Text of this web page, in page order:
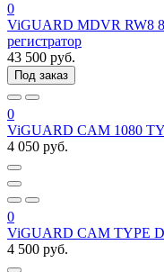
0
ViGUARD MDVR RW8
регистратор
43 500 руб.
Под заказ
0
ViGUARD CAM 1080
4 050 руб.
0
ViGUARD CAM TYPE
4 500 руб.